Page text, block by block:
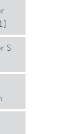
S